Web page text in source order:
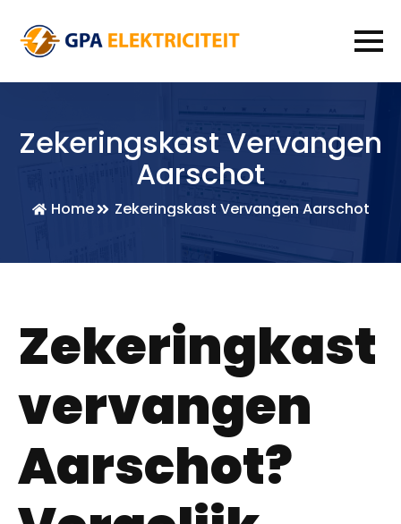
Zekeringskast Vervangen
Aarschot
Home Zekeringskast Vervangen Aarschot
Zekeringkast
vervangen
Aarschot?